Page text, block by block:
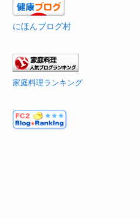
にほんブログ村
家庭料理ランキング